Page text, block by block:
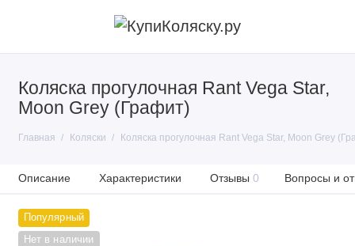
Коляска прогулочная Rant Vega Star,
Moon Grey (Графит)
Главная Коляски Коляска прогулочная Rant Vega Star, Moon Grey
Описание Характеристики Отзывы 0 Вопросы и
Популярный
Нет в наличии